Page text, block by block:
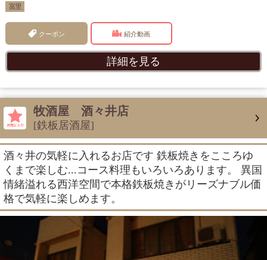
富里
クーポン 紹介動画
詳細を見る
牧酒屋 酒々井店
[鉄板居酒屋]
酒々井の気軽に入れるお店です 鉄板焼きをこころゆ
くまで楽しむ...コース料理もいろいろあります。 異国
情緒溢れる西洋空間で本格鉄板焼きがリーズナブル価
格で気軽に楽しめます。